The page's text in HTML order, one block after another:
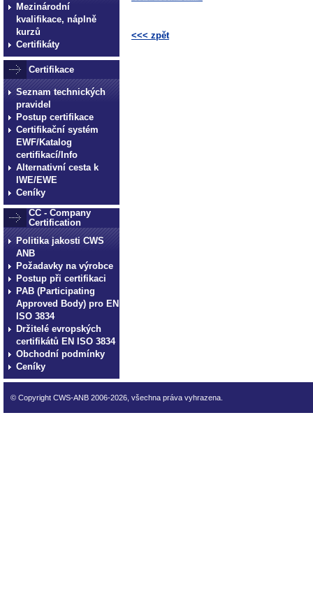
Mezinárodní
kvalifikace, náplně
kurzů
Certifikáty
Certifikace
Seznam technických
pravidel
Postup certifikace
Certifikační systém
EWF/Katalog
certifikací/Info
Alternativní cesta k
IWE/EWE
Ceníky
CC - Company
Certification
Politika jakosti CWS
ANB
Požadavky na výrobce
Postup při certifikaci
PAB (Participating
Approved Body) pro EN
ISO 3834
Držitelé evropských
certifikátů EN ISO 3834
Obchodní podmínky
Ceníky
<<< zpět
© Copyright CWS-ANB 2006-2026, všechna práva vyhrazena.